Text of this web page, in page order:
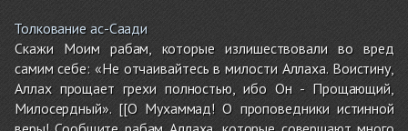
Толкование ас-Саади
Скажи Моим рабам, которые излишествовали во вред
самим себе: «Не отчаивайтесь в милости Аллаха. Воистину,
Аллах прощает грехи полностью, ибо Он - Прощающий,
Милосердный». [[О Мухаммад! О проповедники истинной